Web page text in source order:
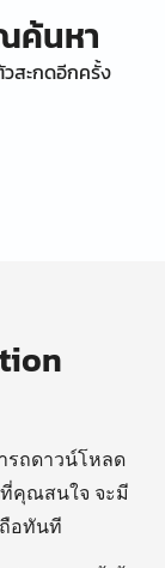
ค้นหา
สะกดอีกครั้ง
รถดาวน์โหลด
ที่คุณสนใจ จะมี
อทันที